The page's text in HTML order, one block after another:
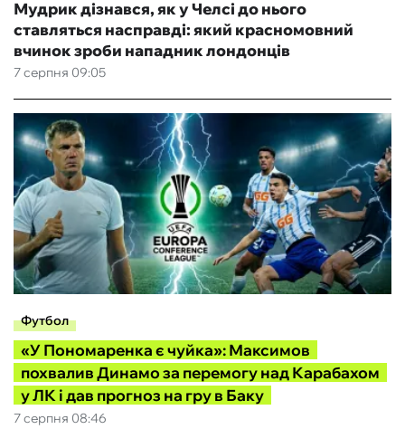
7 серпня 09:05
Мудрик дізнався, як у Челсі до нього
ставляться насправді: який красномовний
вчинок зроби нападник лондонців
Футбол
7 серпня 08:46
«У Пономаренка є чуйка»: Максимов
похвалив Динамо за перемогу над Карабахом
у ЛК і дав прогноз на гру в Баку